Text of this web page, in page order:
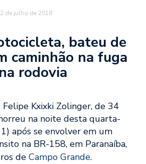
de julho de 2018
bateu de
caminhão na fuga
rodovia
Kxixki Zolinger, de 34
na noite desta quarta-
após se envolver em um
na BR-158, em Paranaíba,
de Campo Grande.